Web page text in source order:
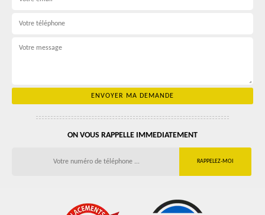
ON VOUS RAPPELLE IMMEDIATEMENT